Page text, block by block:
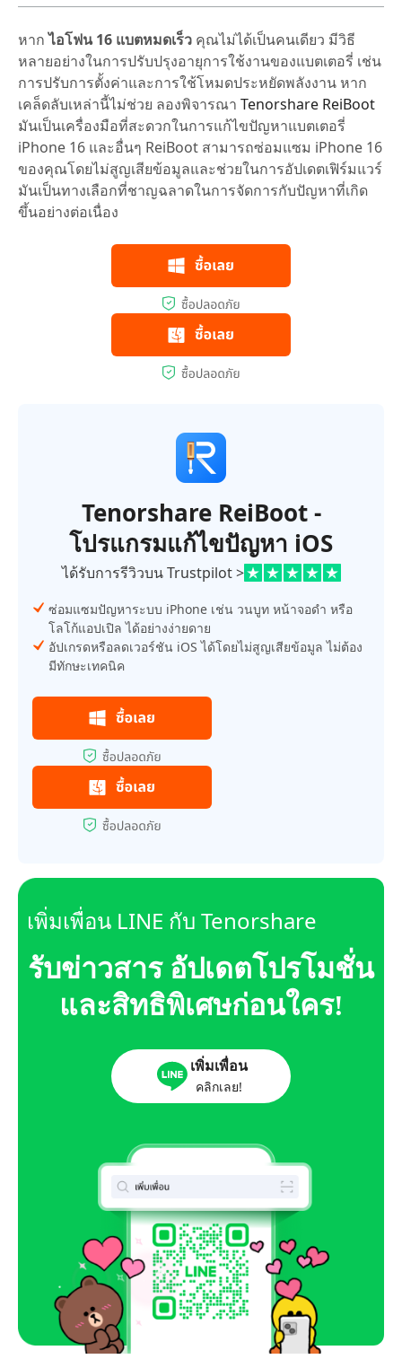
หากไอโฟน 16 แบตหมดเร็ว คุณไม่ได้เป็นคนเดียว มีวิธี
หลายอย่างในการปรับปรุงอายุการใช้งานของแบตเตอรี่ เช่น
การปรับการตั้งค่าและการใช้โหมดประหยัดพลังงาน หาก
เคล็ดลับเหล่านี้ไม่ช่วย ลองพิจารณา Tenorshare ReiBoot
มันเป็นเครื่องมือที่สะดวกในการแก้ไขปัญหาแบตเตอรี่
iPhone 16 และอื่นๆ ReiBoot สามารถซ่อมแซม iPhone 16
ของคุณโดยไม่สูญเสียข้อมูลและช่วยในการอัปเดตเฟิร์มแวร์
มันเป็นทางเลือกที่ชาญฉลาดในการจัดการกับปัญหาที่เกิด
ขึ้นอย่างต่อเนื่อง
Tenorshare ReiBoot -
โปรแกรมแก้ไขปัญหา iOS
ได้รับการรีวิวบน Trustpilot >
ซ่อมแซมปัญหาระบบ iPhone เช่น วนบูท หน้าจอดำ หรือ
โลโก้แอปเปิล ได้อย่างง่ายดาย
อัปเกรดหรือลดเวอร์ชัน iOS ได้โดยไม่สูญเสียข้อมูล ไม่ต้อง
มีทักษะเทคนิค
เพิ่มเพื่อน LINE กับ Tenorshare
รับข่าวสาร อัปเดตโปรโมชั่น
และสิทธิพิเศษก่อนใคร!
เพิ่มเพื่อน
คลิกเลย!